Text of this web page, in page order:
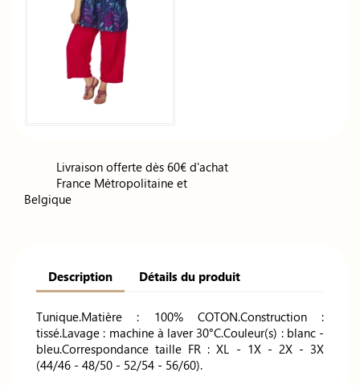
Livraison offerte dès 60€ d'achat
France Métropolitaine et
Belgique
Description Détails du produit
Tunique.Matière : 100% COTON.Construction :
tissé.Lavage : machine à laver 30°C.Couleur(s) : blanc -
bleu.Correspondance taille FR : XL - 1X - 2X - 3X
(44/46 - 48/50 - 52/54 - 56/60).